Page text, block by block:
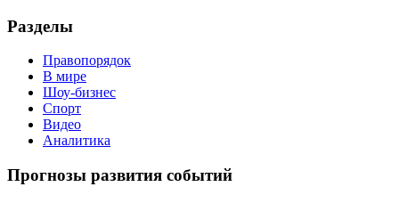
Разделы
Правопорядок
В мире
Шоу-бизнес
Спорт
Видео
Аналитика
Прогнозы развития событий